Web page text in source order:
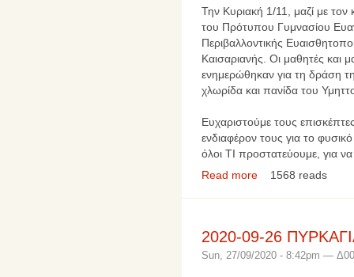
Την Κυριακή 1/11, μαζί με
του Πρότυπου Γυμνασίου
Περιβαλλοντικής
Καισαριανής. Οι μαθητές και
ενημερώθηκαν για τη δράση
χλωρίδα και πανίδα του
Ευχαριστούμε τους
ενδιαφέρον τους για το
όλοι ΤΙ προστατεύουμε, για
Read more
1568 reads
2020-09-26
Sun, 27/09/2020 - 8:42pm —